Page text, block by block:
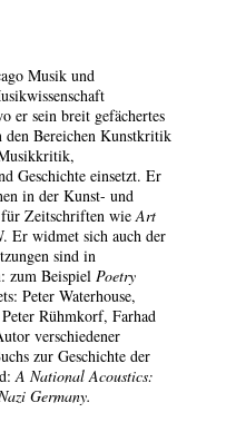
Musik und
er sein breit gefächertes
den Bereichen Kunstkritik
Geschichte einsetzt. Er
in der Kunst- und
für Zeitschriften wie Art
. Er widmet sich auch der
sind in
zum Beispiel Poetry
Peter Waterhouse,
Rühmkorf, Farhad
verschiedener
zur Geschichte der
A National Acoustics:
Germany.